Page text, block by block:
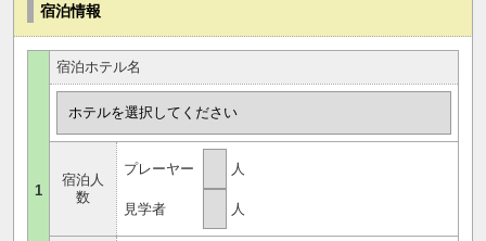
宿泊情報
1
宿泊ホテル名
宿泊人
数
プレーヤー 人
見学者 人